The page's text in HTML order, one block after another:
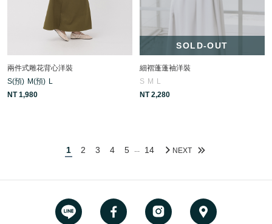
兩件式雕花背心洋裝
S(預) M(預) L
NT 1,980
SOLD-OUT
細褶蓬蓬袖洋裝
S M L
NT 2,280
1 2 3 4 5 ... 14 NEXT